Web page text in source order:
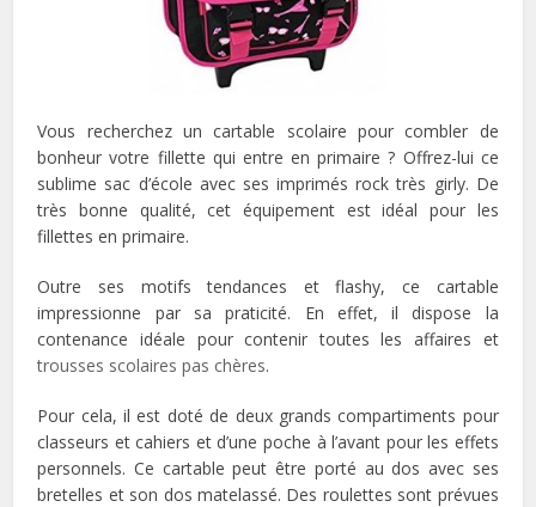
Vous recherchez un cartable scolaire pour combler de
bonheur votre fillette qui entre en primaire ? Offrez-lui ce
sublime sac d’école avec ses imprimés rock très girly. De
très bonne qualité, cet équipement est idéal pour les
fillettes en primaire.
Outre ses motifs tendances et flashy, ce cartable
impressionne par sa praticité. En effet, il dispose la
contenance idéale pour contenir toutes les affaires et
trousses scolaires pas chères.
Pour cela, il est doté de deux grands compartiments pour
classeurs et cahiers et d’une poche à l’avant pour les effets
personnels. Ce cartable peut être porté au dos avec ses
bretelles et son dos matelassé. Des roulettes sont prévues